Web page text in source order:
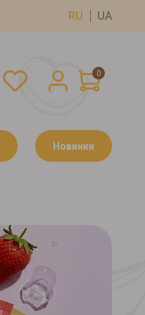
RU UA
0
Новинки